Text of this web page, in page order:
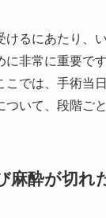
けるにあたり、
に非常に重要で
こでは、手術当
いて、段階ご
麻酔が切れ